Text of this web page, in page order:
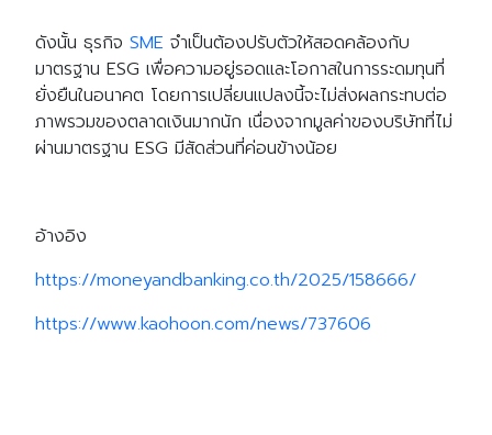
ดังนั้น ธุรกิจ SME จำเป็นต้องปรับตัวให้สอดคล้องกับ
มาตรฐาน ESG เพื่อความอยู่รอดและโอกาสในการระดมทุนที่
ยั่งยืนในอนาคต โดยการเปลี่ยนแปลงนี้จะไม่ส่งผลกระทบต่อ
ภาพรวมของตลาดเงินมากนัก เนื่องจากมูลค่าของบริษัทที่ไม่
ผ่านมาตรฐาน ESG มีสัดส่วนที่ค่อนข้างน้อย
อ้างอิง
https://moneyandbanking.co.th/2025/158666/
https://www.kaohoon.com/news/737606